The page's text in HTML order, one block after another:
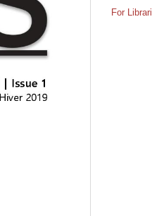
For